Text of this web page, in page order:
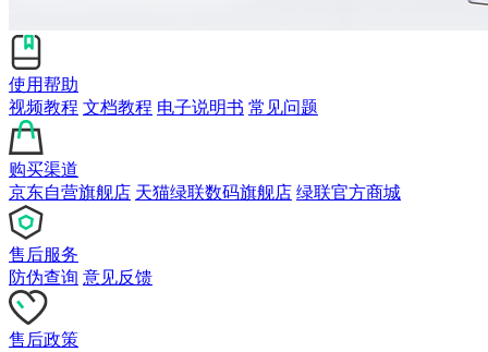
使用帮助
视频教程 文档教程 电子说明书 常见问题
购买渠道
京东自营旗舰店 天猫绿联数码旗舰店 绿联官方商城
售后服务
防伪查询 意见反馈
售后政策